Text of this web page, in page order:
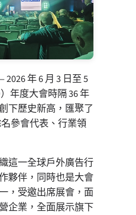
年 6 月 3 日至 5
年度大會時隔 36 年
下歷史新高，匯聚了
參會代表、行業領
這一全球戶外廣告行
夥伴，同時也是大會
，受邀出席展會，面
企業，全面展示旗下